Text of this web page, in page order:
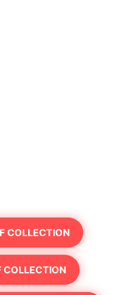
COLLECTION
COLLECTION